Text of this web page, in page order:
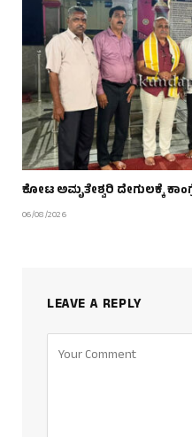
ಕೋಟ ಅಮೃತೇಶ್ವರಿ ದೇಗುಲಕ್ಕೆ
06/08/2026
LEAVE A REPLY